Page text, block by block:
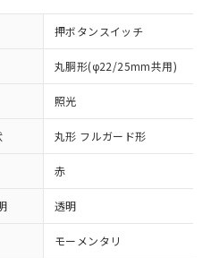
押ボタンスイッチ
丸胴形(φ22/25mm共用)
照光
丸形 フルガード形
赤
透明
モーメンタリ